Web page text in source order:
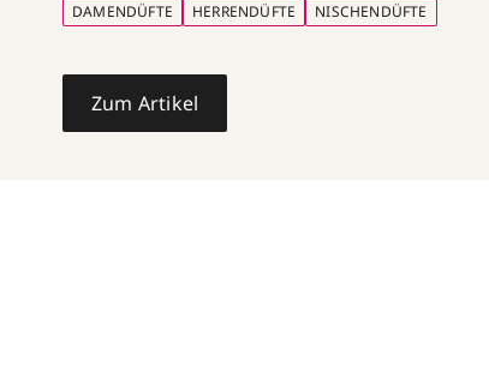
DAMENDÜFTE HERRENDÜFTE NISCHENDÜFTE
Zum Artikel